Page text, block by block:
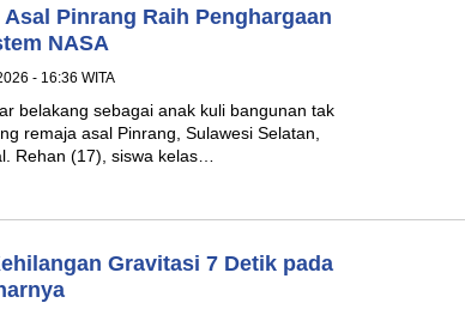
Pinrang Raih Penghargaan
NASA
- 16:36 WITA
belakang sebagai anak kuli bangunan tak
remaja asal Pinrang, Sulawesi Selatan,
Rehan (17), siswa kelas…
Gravitasi 7 Detik pada